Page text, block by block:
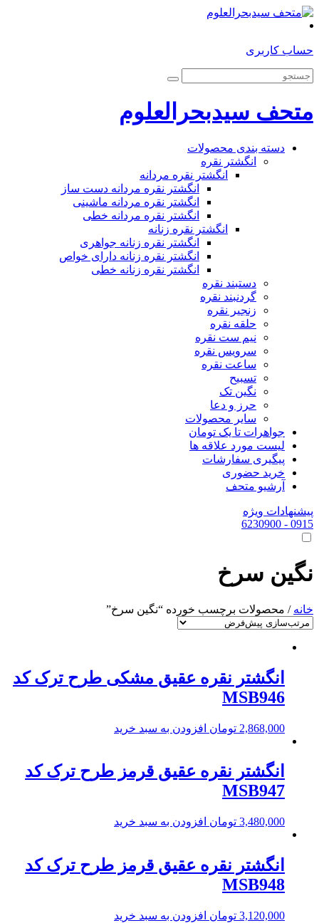
حساب کاربری
متحف سیدبحرالعلوم
دسته بندی محصولات
انگشتر نقره
انگشتر نقره مردانه
انگشتر نقره مردانه دست ساز
انگشتر نقره مردانه ماشینی
انگشتر نقره مردانه خطی
انگشتر نقره زنانه
انگشتر نقره زنانه جواهری
انگشتر نقره زنانه دارای خواص
انگشتر نقره زنانه خطی
دستبند نقره
گردنبند نقره
زنجیر نقره
حلقه نقره
نیم ست نقره
سرویس نقره
ساعت نقره
تسبیح
نگین تک
حرز و دعا
سایر محصولات
جواهرات تا یک تومان
لیست مورد علاقه ها
پیگیری سفارشات
خرید حضوری
آرشیو متحف
پیشنهادات ویژه
0915
- 6230900
نگین سرخ
خانه / محصولات برچسب خورده “نگین سرخ”
انگشتر نقره عقیق مشکی طرح ترک کد
MSB946
2,868,000 تومان افزودن به سبد خرید
انگشتر نقره عقیق قرمز طرح ترک کد
MSB947
3,480,000 تومان افزودن به سبد خرید
انگشتر نقره عقیق قرمز طرح ترک کد
MSB948
3,120,000 تومان افزودن به سبد خرید